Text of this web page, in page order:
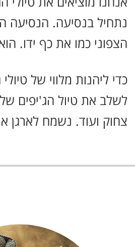
נתחיל בנסיעה. הנסיעה
הצפוני כמו את כף ידו.
כדי ליהנות מלווי של
לשלב את טיול הג'יפים
צחוק ועוד. נשמח לארגן